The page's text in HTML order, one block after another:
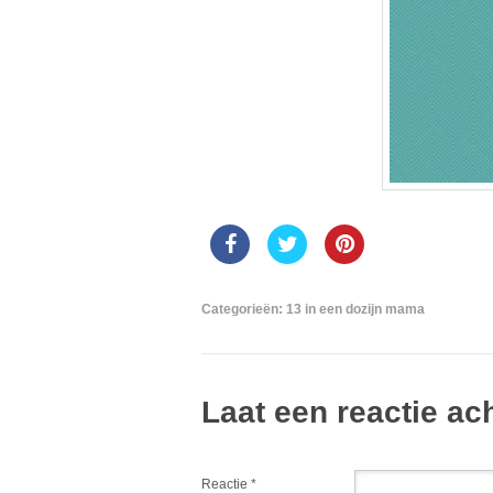
Categorieën: 13 in een dozijn mama
Laat een reactie
Reactie *